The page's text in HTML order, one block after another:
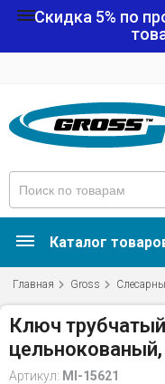
Скидка 5% по
Каталог
Главная Gross
Ключ
цельнокованый,
Артикул: MI-15621